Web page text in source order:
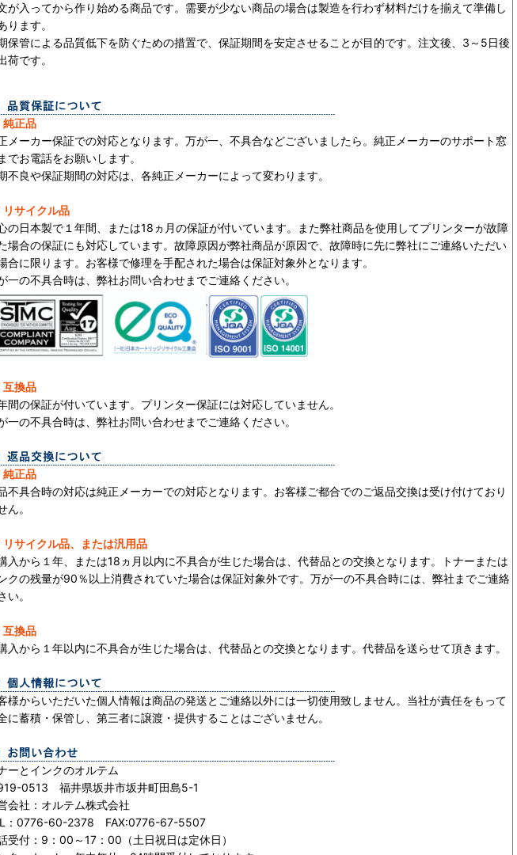
が入ってから作り始める商品です。需要が少ない商品の場合は製造を行わず材料だけを揃えて準備し
ります。
保管による品質低下を防ぐための措置で、保証期間を安定させることが目的です。 注文後、3～5日後
荷です。
正品
メーカー保証での対応となります。万が一、不具合などございましたら。純正メーカーのサポート窓
でお電話をお願いします。
不良や保証期間の対応は、各純正メーカーによって変わります。
サイクル品
の日本製で１年間、または18ヵ月の保証が付いています。また弊社商品を使用してプリンターが故障
場合の保証にも対応しています。故障原因が弊社商品が原因で、故障時に先に弊社にご連絡いただい
合に限ります。お客様で修理を手配された場合は保証対象外となります。
一の不具合時は、弊社お問い合わせまでご連絡ください。
換品
間の保証が付いています。プリンター保証には対応していません。
一の不具合時は、弊社お問い合わせまでご連絡ください。
正品
不具合時の対応は純正メーカーでの対応となります。お客様ご都合でのご返品交換は受け付けており
ん。
サイクル品、または汎用品
入から１年、または18ヵ月以内に不具合が生じた場合は、代替品との交換となります。トナーまたは
クの残量が90％以上消費されていた場合は保証対象外です。万が一の不具合時には、弊社までご連絡
い。
換品
入から１年以内に不具合が生じた場合は、代替品との交換となります。代替品を送らせて頂きます。
様からいただいた個人情報は商品の発送とご連絡以外には一切使用致しません。当社が責任をもって
に蓄積・保管し、第三者に譲渡・提供することはございません。
ーとインクのオルテム
0513 福井県坂井市坂井町田島5-1
会社：オルテム株式会社
：0776-60-2378 FAX:0776-67-5507
受付：9：00～17：00（土日祝日は定休日）